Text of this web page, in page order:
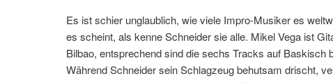
Es ist schier unglaublich, wie viele Impro-Musiker es
es scheint, als kenne Schneider sie alle. Mikel Vega ist
Bilbao, entsprechend sind die sechs Tracks auf Baskisch
Während Schneider sein Schlagzeug behutsam drischt,